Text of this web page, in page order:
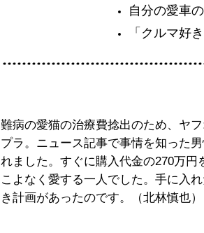
自分の愛車
「クルマ好
難病の愛猫の治療費捻出のため、ヤ
プラ。ニュース記事で事情を知った
れました。すぐに購入代金の270万
こよなく愛する一人でした。手に入
き計画があったのです。（北林慎也）